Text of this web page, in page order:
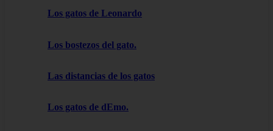
Los gatos de Leonardo
Los bostezos del gato.
Las distancias de los gatos
Los gatos de dEmo.